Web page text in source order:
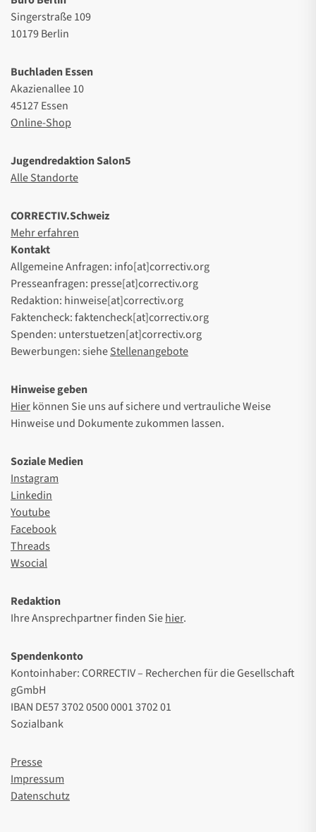
Singerstraße 109
10179 Berlin
Buchladen Essen
Akazienallee 10
45127 Essen
Online-Shop
Jugendredaktion Salon5
Alle Standorte
CORRECTIV.Schweiz
Mehr erfahren
Kontakt
Allgemeine Anfragen: info[at]correctiv.org
Presseanfragen: presse[at]correctiv.org
Redaktion: hinweise[at]correctiv.org
Faktencheck: faktencheck[at]correctiv.org
Spenden: unterstuetzen[at]correctiv.org
Bewerbungen: sieheStellenangebote
Hinweise geben
Hierkönnen Sie uns auf sichere und vertrauliche Weise
Hinweise und Dokumente zukommen lassen.
Soziale Medien
Instagram
Linkedin
Youtube
Facebook
Threads
Wsocial
Redaktion
Ihre Ansprechpartner finden Siehier.
Spendenkonto
Kontoinhaber: CORRECTIV – Recherchen für die Gesellschaft
gGmbH
IBAN DE57 3702 0500 0001 3702 01
Sozialbank
Presse
Impressum
Datenschutz